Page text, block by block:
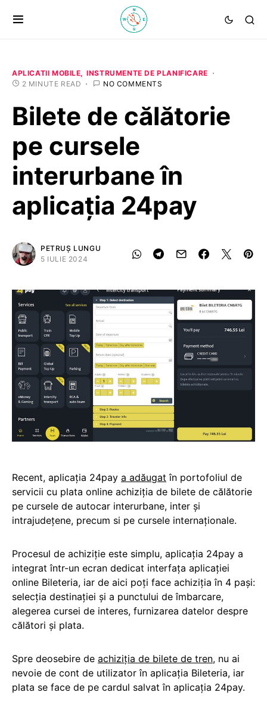
APLICATII MOBILE
INSTRUMENTE DE PLANIFICARE
2 MINUTE READ
NO COMMENTS
Bilete de călătorie
pe cursele
interurbane în
aplicația 24pay
PETRUȘ LUNGU
5 IULIE 2024
Recent, aplicația 24pay a adăugat în portofoliul de
servicii cu plata online achiziția de bilete de călătorie
pe cursele de autocar interurbane, inter și
intrajudețene, precum si pe cursele internaționale.
Procesul de achiziție este simplu, aplicația 24pay a
integrat într-un ecran dedicat interfața aplicației
online Bileteria, iar de aici poți face achiziția în 4 pași:
selecția destinației și a punctului de îmbarcare,
alegerea cursei de interes, furnizarea datelor despre
călători și plata.
Spre deosebire de achiziția de bilete de tren, nu ai
nevoie de cont de utilizator în aplicația Bileteria, iar
plata se face de pe cardul salvat în aplicația 24pay.